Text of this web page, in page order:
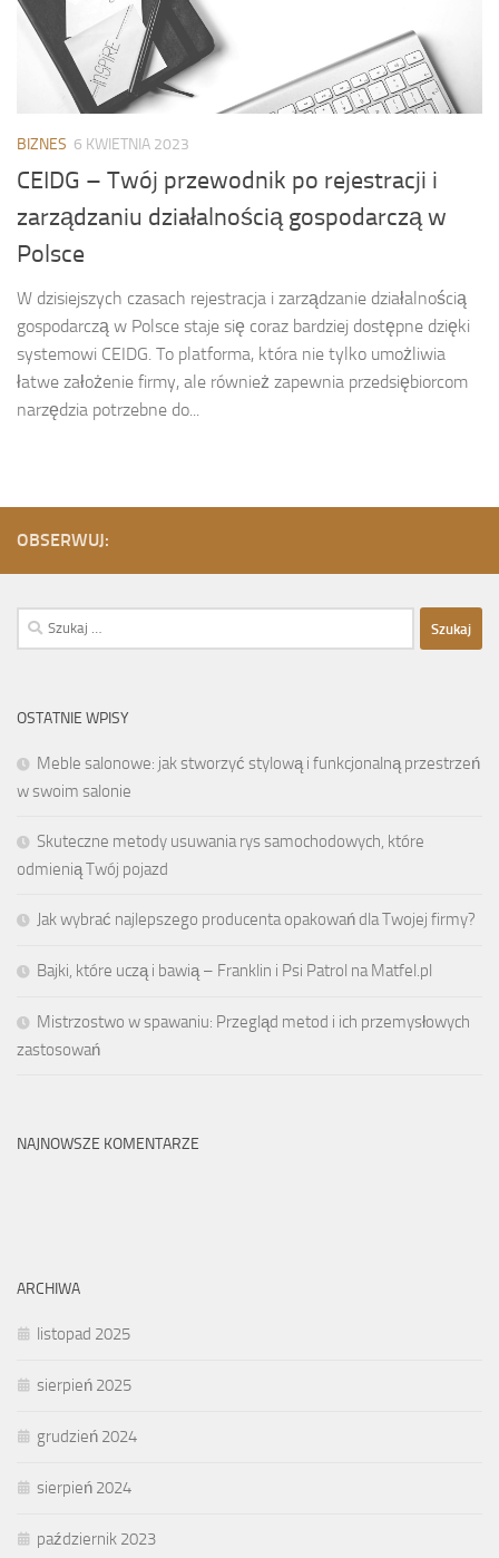
BIZNES 6 KWIETNIA 2023
CEIDG – Twój przewodnik po rejestracji i
zarządzaniu działalnością gospodarczą w
Polsce
W dzisiejszych czasach rejestracja i zarządzanie działalnością
gospodarczą w Polsce staje się coraz bardziej dostępne dzięki
systemowi CEIDG. To platforma, która nie tylko umożliwia
łatwe założenie firmy, ale również zapewnia przedsiębiorcom
narzędzia potrzebne do...
OBSERWUJ:
Szukaj:
OSTATNIE WPISY
Meble salonowe: jak stworzyć stylową i funkcjonalną przestrzeń
w swoim salonie
Skuteczne metody usuwania rys samochodowych, które
odmienią Twój pojazd
Jak wybrać najlepszego producenta opakowań dla Twojej firmy?
Bajki, które uczą i bawią – Franklin i Psi Patrol na Matfel.pl
Mistrzostwo w spawaniu: Przegląd metod i ich przemysłowych
zastosowań
NAJNOWSZE KOMENTARZE
ARCHIWA
listopad 2025
sierpień 2025
grudzień 2024
sierpień 2024
październik 2023